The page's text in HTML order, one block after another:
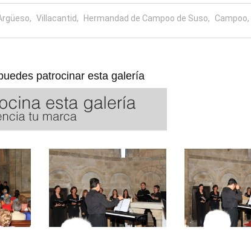
Villacantid, Hermandad de Campoo de Suso, Campoo,
patrocinar esta galería